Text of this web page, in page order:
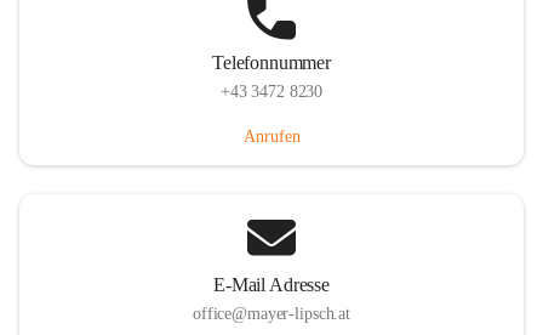
Telefonnummer
+43 3472 8230
Anrufen
E-Mail Adresse
office@mayer-lipsch.at